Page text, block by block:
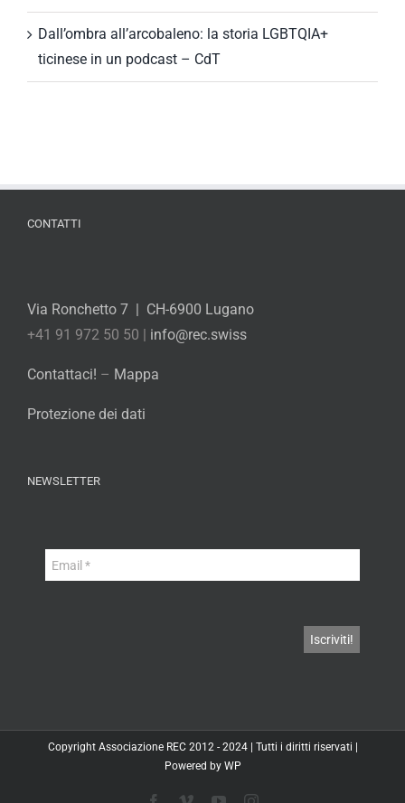
Dall’ombra all’arcobaleno: la storia LGBTQIA+
ticinese in un podcast – CdT
CONTATTI
Via Ronchetto 7 | CH-6900 Lugano
+41 91 972 50 50 | info@rec.swiss
Contattaci! – Mappa
Protezione dei dati
NEWSLETTER
Copyright Associazione REC2012 - 2024 | Tutti i diritti riservati |
Powered by WP